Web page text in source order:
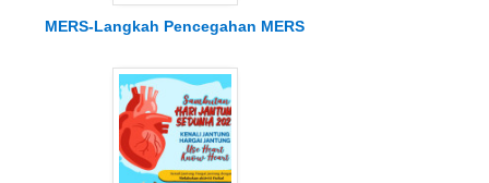
MERS-Langkah Pencegahan MERS